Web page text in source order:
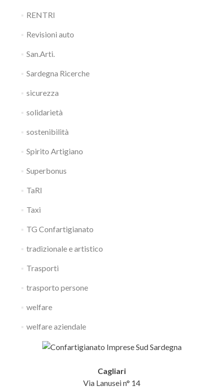
RENTRI
Revisioni auto
San.Arti.
Sardegna Ricerche
sicurezza
solidarietà
sostenibilità
Spirito Artigiano
Superbonus
TaRI
Taxi
TG Confartigianato
tradizionale e artistico
Trasporti
trasporto persone
welfare
welfare aziendale
Cagliari
Via Lanusei n° 14